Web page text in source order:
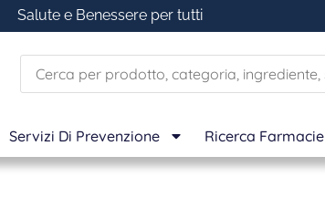
Salute e Benessere per tutti
Servizi Di Prevenzione Ricerca Farmacie